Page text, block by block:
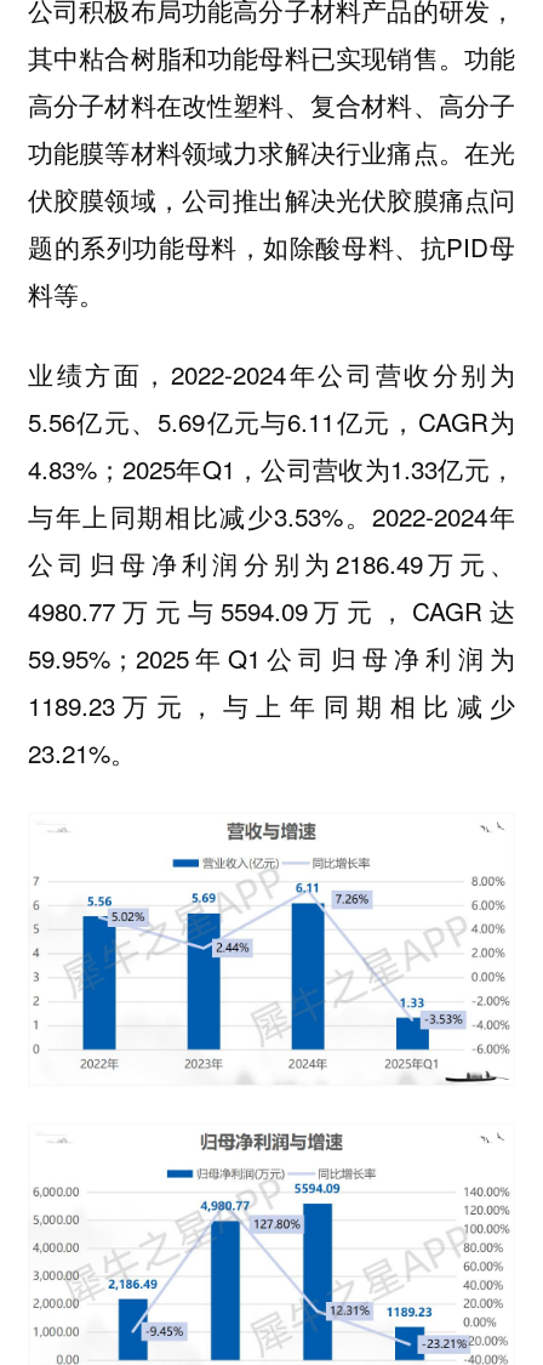
公司积极布局功能高分子材料产品的研发，
其中粘合树脂和功能母料已实现销售。功能
高分子材料在改性塑料、复合材料、高分子
功能膜等材料领域力求解决行业痛点。在光
伏胶膜领域，公司推出解决光伏胶膜痛点问
题的系列功能母料，如除酸母料、抗PID母
料等。
业绩方面，2022-2024年公司营收分别为
5.56亿元、5.69亿元与6.11亿元，CAGR为
4.83%；2025年Q1，公司营收为1.33亿元，
与年上同期相比减少3.53%。2022-2024年
公司归母净利润分别为2186.49万元、
4980.77万元与5594.09万元，CAGR达
59.95%；2025年Q1公司归母净利润为
1189.23万元，与上年同期相比减少
23.21%。